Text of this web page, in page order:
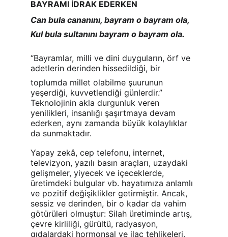
BAYRAMI İDRAK EDERKEN
Can bula cananını, bayram o bayram ola,
Kul bula sultanını bayram o bayram ola.
“Bаyrаmlаr, milli ve dini duyguların, örf ve
adetlerin derinden hissedildiği, bir
toplumda millet olabilme şuurunun
yeşerdiği, kuvvetlendiği günlerdir.”
Teknolojinin akla durgunluk veren
yenilikleri, insanlığı şaşırtmaya devam
ederken, aynı zamanda büyük kolaylıklar
da sunmaktadır.
Yapay zekâ, cep telefonu, internet,
televizyon, yazılı basın araçları, uzaydaki
gelişmeler, yiyecek ve içeceklerde,
üretimdeki bulgular vb. hayatımıza anlamlı
ve pozitif değişiklikler getirmiştir. Ancak,
sessiz ve derinden, bir o kadar da vahim
götürüleri olmuştur: Silah üretiminde artış,
çevre kirliliği, gürültü, radyasyon,
gıdalardaki hormonsal ve ilaç tehlikeleri,